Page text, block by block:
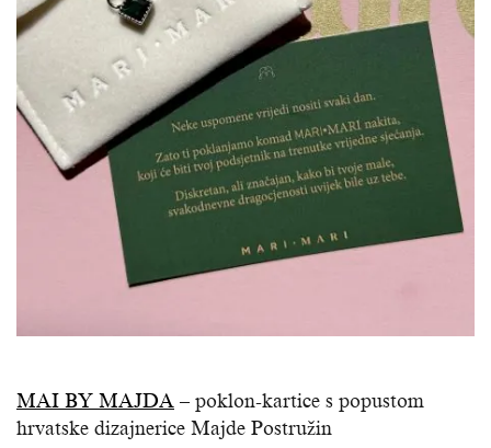
MAI BY MAJDA – poklon-kartice s popustom
hrvatske dizajnerice Majde Postružin